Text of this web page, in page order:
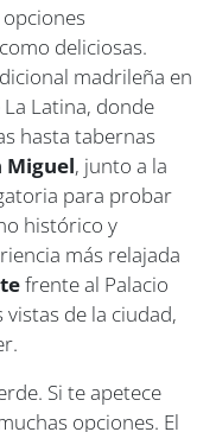
deliciosas.
madrileña en
Latina, donde
hasta tabernas
Miguel, junto a la
para probar
histórico y
más relajada
frente al Palacio
vistas de la ciudad,
Si te apetece
opciones. El